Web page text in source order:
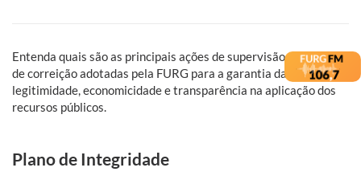
Entenda quais são as principais ações de supervisão, controle e
de correição adotadas pela FURG para a garantia da legalidade,
legitimidade, economicidade e transparência na aplicação dos
recursos públicos.
Plano de Integridade